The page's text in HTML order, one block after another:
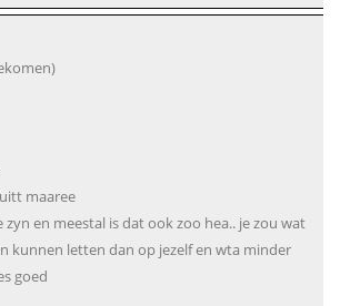
maaree
zyn en meestal is dat ook zoo hea.. je zou wat
kunnen letten dan op jezelf en wta minder
goed